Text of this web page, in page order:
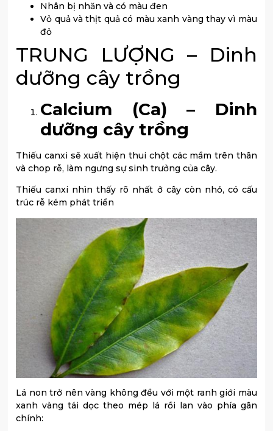
Nhân bị nhăn và có màu đen
Vỏ quả và thịt quả có màu xanh vàng thay vì màu
đỏ
TRUNG LƯỢNG – Dinh
dưỡng cây trồng
Calcium (Ca) – Dinh
dưỡng cây trồng
Thiếu canxi sẽ xuất hiện thui chột các mầm trên thân
và chop rễ, làm ngưng sự sinh trưởng của cây.
Thiếu canxi nhìn thấy rõ nhất ở cây còn nhỏ, có cấu
trúc rễ kém phát triển
Lá non trở nên vàng không đều với một ranh giới màu
xanh vàng tái dọc theo mép lá rồi lan vào phía gân
chính: